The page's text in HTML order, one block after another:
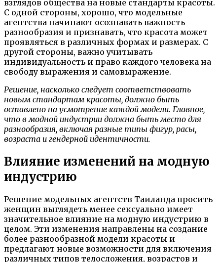
взглядов общества на новые стандарты красоты.
С одной стороны, хорошо, что модельные
агентства начинают осознавать важность
разнообразия и признавать, что красота может
проявляться в различных формах и размерах. С
другой стороны, важно учитывать
индивидуальность и право каждого человека на
свободу выражения и самовыражение.
Решение, насколько следует соответствовать
новым стандартам красоты, должно быть
оставлено на усмотрение каждой модели. Главное,
что в модной индустрии должна быть место для
разнообразия, включая разные типы фигур, расы,
возраста и гендерной идентичности.
Влияние изменений на модную
индустрию
Решение модельных агентств Таиланда просить
женщин выглядеть менее сексуально имеет
значительное влияние на модную индустрию в
целом. Эти изменения направлены на создание
более разнообразной модели красоты и
предлагают новые возможности для включения
различных типов телосложения, возрастов и